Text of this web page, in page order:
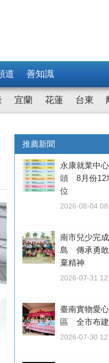
道 善知識
宜蘭 花蓮 台東
推薦新聞
永康就業中
頭 8月份12
位
2026-08-04
南市兒少完
島 傳承勇敢
棄精神
2026-07-31
臺南實物愛
區 全市布建
2026-07-30